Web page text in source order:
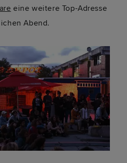
eine weitere Top-Adresse
Abend.